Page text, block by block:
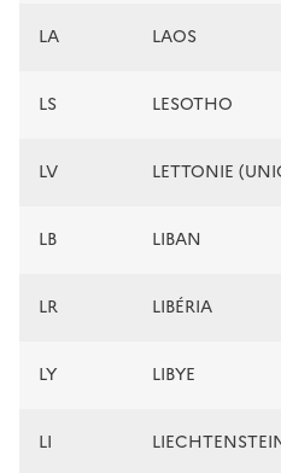
LA LAOS
LS LESOTHO
LV LETTONIE
LB LIBAN
LR LIBÉRIA
LY LIBYE
LI